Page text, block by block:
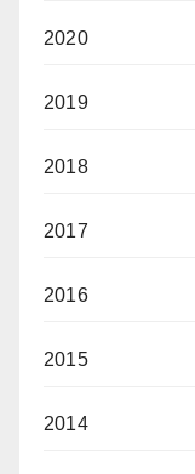
2020
2019
2018
2017
2016
2015
2014